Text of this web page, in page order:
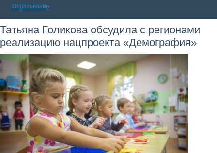
Образование
Татьяна Голикова обсудила с регионами
реализацию нацпроекта «Демография»